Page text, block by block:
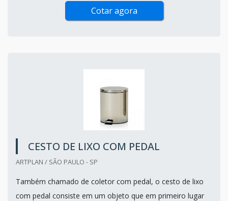
Cotar agora
CESTO DE LIXO COM PEDAL
ARTPLAN / SÃO PAULO - SP
Também chamado de coletor com pedal, o cesto de lixo
com pedal consiste em um objeto que em primeiro lugar